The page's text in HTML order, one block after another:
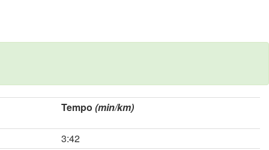
Tempo (min/km)
3:42